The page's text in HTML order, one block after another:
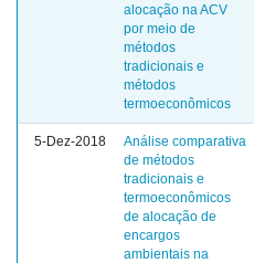
alocação na ACV
por meio de
métodos
tradicionais e
métodos
termoeconômicos
5-Dez-2018
Análise comparativa
de métodos
tradicionais e
termoeconômicos
de alocação de
encargos
ambientais na